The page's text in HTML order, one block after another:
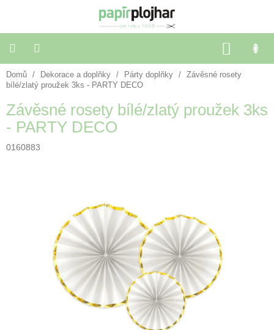
KOŠÍK
Balení
dárků
Dekorace
doplňky
Domů / Dekorace a doplňky / Párty doplňky /
Závěsné rosety
bílé/zlatý proužek 3ks - PARTY DECO
Závěsné rosety bílé/zlatý proužek 3ks
- PARTY DECO
0160883